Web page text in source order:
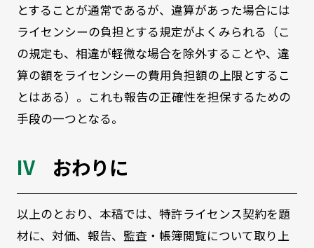
とすることが通常であるが、違算があった場合には
ライセンシーの負担とする規定がよくみられる（こ
の規定も、相違が軽微な場合を除外することや、違
算の額をライセンシーの費用負担額の上限とするこ
とはある）。これも報告の正確性を担保するための
手段の一つとなる。
おわりに
以上のとおり、本稿では、特許ライセンス契約を題
材に、対価、報告、監査・帳簿閲覧について取り上